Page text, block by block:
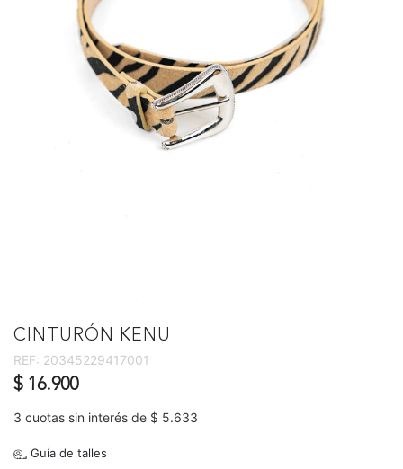
CINTURÓN KENU
REF: 20345229417001
$ 16.900
3 cuotas sin interés de $ 5.633
Guía de talles